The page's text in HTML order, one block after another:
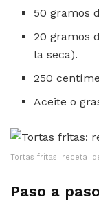
50 gramos
20 gramos
la seca).
250
Aceite o
Tortas fritas: receta
Paso a paso